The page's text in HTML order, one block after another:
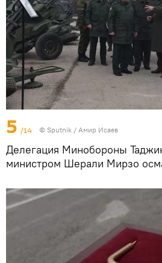
5 /14 © Sputnik / Амир Исаев
Делегация Минобороны
министром Шерали Мирзо